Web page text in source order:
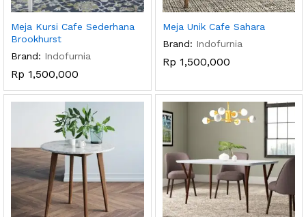
Meja Kursi Cafe Sederhana
Brookhurst
Brand: Indofurnia
Rp 1,500,000
Meja Unik Cafe Sahara
Brand: Indofurnia
Rp 1,500,000